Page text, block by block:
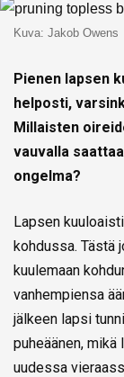
Kuva: Jakob Owens
Pienen lapsen
helposti,
Millaisten
vauvalla
ongelma?
Lapsen
kohdussa. Tästä
kuulemaan
vanhempiensa
jälkeen lapsi
puheäänen, mikä
uudessa